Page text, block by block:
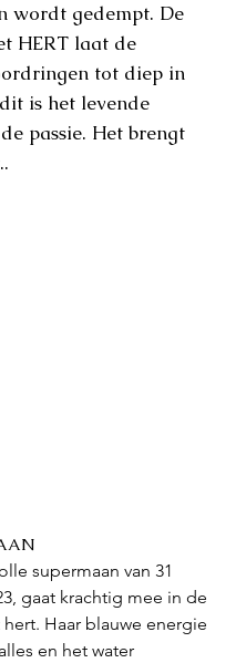
wordt gedempt. De
HERT laat de
tot diep in
is het levende
passie. Het brengt
supermaan van 31
gaat krachtig mee in de
Haar blauwe energie
en het water